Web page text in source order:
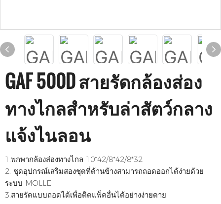
GAF 500D สายรัดกล้องส่อง
ทางไกลสำหรับล่าสัตว์กลาง
แจ้งไนลอน
1.พกพากล้องส่องทางไกล 10*42/8*42/8*32
2. ชุดอุปกรณ์เสริมสองชุดที่ด้านข้างสามารถถอดออกได้ง่ายด้วย
ระบบ MOLLE
3.สายรัดแบบถอดได้เพื่อติดแพ็คอื่นได้อย่างง่ายดาย